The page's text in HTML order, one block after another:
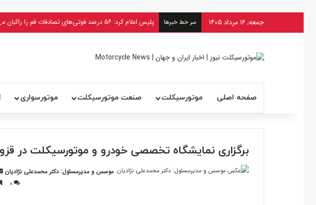
جمعه, ۱۶ مرداد ۱۴۰۵ سر خط خبرها
صفحه اصلی موتورسیکلت صنعت موتورسیکلت موتورسواری
برگزاری نمایشگاه تخصصی خودرو و موتورسیکلت در
موسس و مدیرمسئول: دکتر محمدعلی نژادیان
۰